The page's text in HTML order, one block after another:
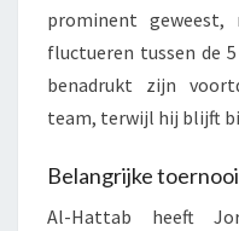
prominent
fluctueren tussen de
benadrukt zijn
team, terwijl hij blijft
Belangrijke
Al-Hattab heeft